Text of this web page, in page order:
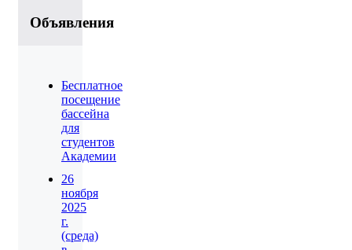
Объявления
Бесплатное
посещение
бассейна
для
студентов
Академии
26
ноября
2025
г.
(среда)